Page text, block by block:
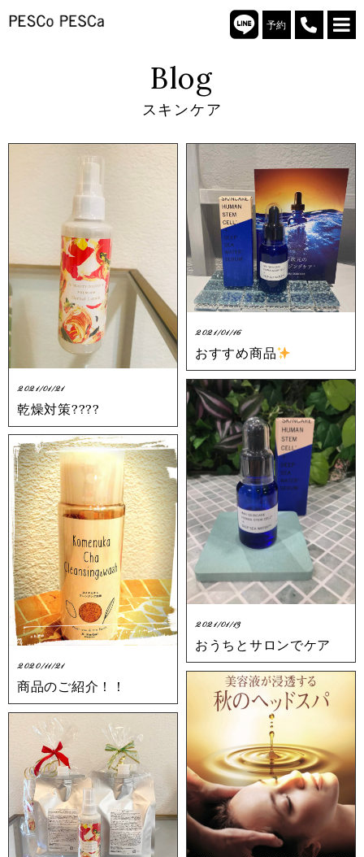
予約
Blog
スキンケア
2021/01/21
乾燥対策????
2021/01/16
おすすめ商品
2021/01/13
おうちとサロンでケア
2020/11/21
商品のご紹介！！